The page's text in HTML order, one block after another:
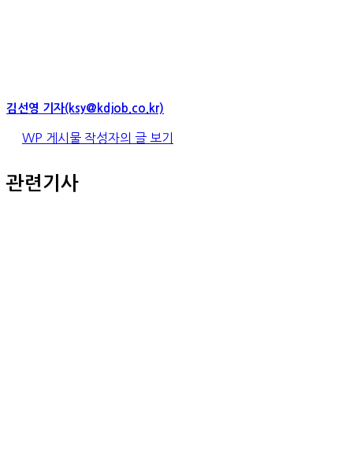
김선영 기자(ksy@kdjob.co.kr)
WP 게시물 작성자의 글 보기
관련기사